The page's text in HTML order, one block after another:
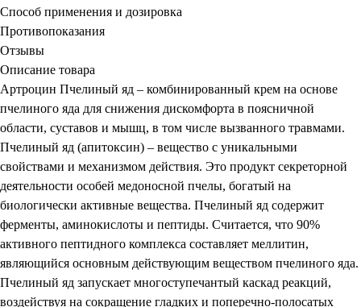
Способ применения и дозировка
Противопоказания
Отзывы
Описание товара
Артроцин Пчелиный яд – комбинированный крем на основе
пчелиного яда для снижения дискомфорта в поясничной
области, суставов и мышц, в том числе вызванного травмами.
Пчелиный яд (апитоксин) – вещество с уникальными
свойствами и механизмом действия. Это продукт секреторной
деятельности особей медоносной пчелы, богатый на
биологически активные вещества. Пчелиный яд содержит
ферменты, аминокислоты и пептиды. Считается, что 90%
активного пептидного комплекса составляет меллитин,
являющийся основным действующим веществом пчелиного яда.
Пчелиный яд запускает многоступечантый каскад реакций,
воздействуя на сокращение гладких и поперечно-полосатых